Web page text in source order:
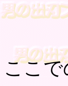
ここ